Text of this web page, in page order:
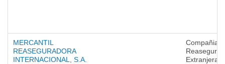
MERCANTIL
REASEGURADORA
INTERNACIONAL, S.A.
Compañias
Reaseguro
Extranjeras